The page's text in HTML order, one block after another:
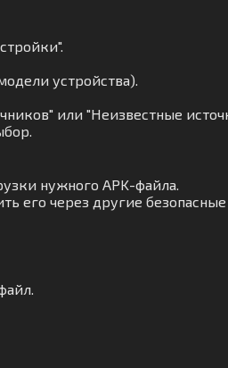
устройства).
или "Неизвестные
нужного APK-файла.
его через другие